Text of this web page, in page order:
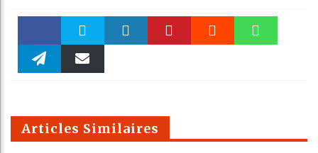
Faceboo Twitter
m
Articles Similaires